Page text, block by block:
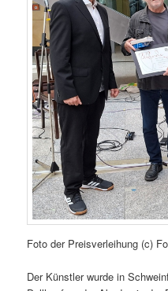
Foto der Preisverleihung (c)
Der Künstler wurde in